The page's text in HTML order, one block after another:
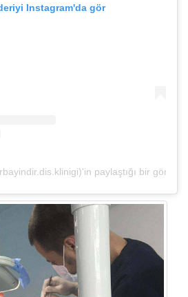
Instagram'da gör
paylaştığı bir gönderi